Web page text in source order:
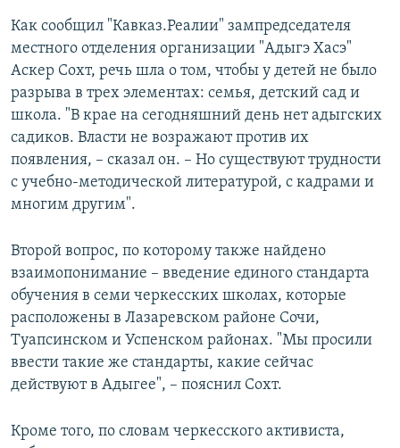
Как сообщил "Кавказ.Реалии" зампредседателя
местного отделения организации "Адыгэ Хасэ"
Аскер Сохт, речь шла о том, чтобы у детей не было
разрыва в трех элементах: семья, детский сад и
школа. "В крае на сегодняшний день нет адыгских
садиков. Власти не возражают против их
появления, – сказал он. – Но существуют трудности
с учебно-методической литературой, с кадрами и
многим другим".
Второй вопрос, по которому также найдено
взаимопонимание – введение единого стандарта
обучения в семи черкесских школах, которые
расположены в Лазаревском районе Сочи,
Туапсинском и Успенском районах. "Мы просили
ввести такие же стандарты, какие сейчас
действуют в Адыгее", – пояснил Сохт.
Кроме того, по словам черкесского активиста,